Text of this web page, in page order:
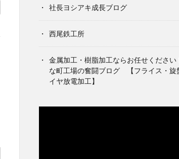
社長ヨシアキ成長ブログ
西尾鉄工所
金属加工・樹脂加工ならお任せください
な町工場の奮闘ブログ 【フライス・旋
イヤ放電加工】